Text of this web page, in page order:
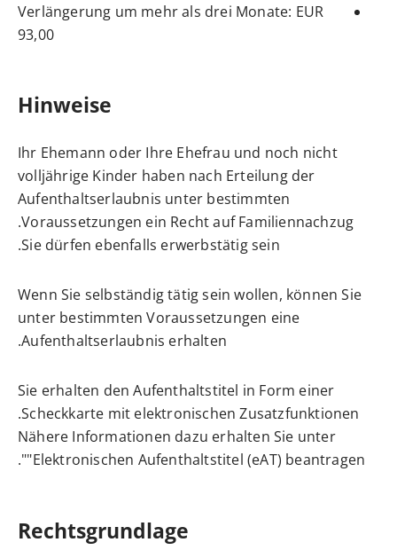
Verlängerung um mehr als drei Monate: EUR
93,00
Hinweise
Ihr Ehemann oder Ihre Ehefrau und noch nicht
volljährige Kinder haben nach Erteilung der
Aufenthaltserlaubnis unter bestimmten
Voraussetzungen ein Recht auf Familiennachzug.
Sie dürfen ebenfalls erwerbstätig sein.
Wenn Sie selbständig tätig sein wollen, können Sie
unter bestimmten Voraussetzungen eine
Aufenthaltserlaubnis erhalten.
Sie erhalten den Aufenthaltstitel in Form einer
Scheckkarte mit elektronischen Zusatzfunktionen.
Nähere Informationen dazu erhalten Sie unter
"Elektronischen Aufenthaltstitel (eAT) beantragen".
Rechtsgrundlage